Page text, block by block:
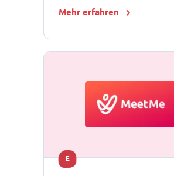
Mehr erfahren
E